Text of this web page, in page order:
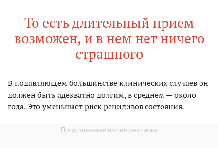
То есть длительный прием
возможен, и в нем нет ничего
страшного
В подавляющем большинстве клинических случаев он
должен быть адекватно долгим, в среднем — около
года. Это уменьшает риск рецидивов состояния.